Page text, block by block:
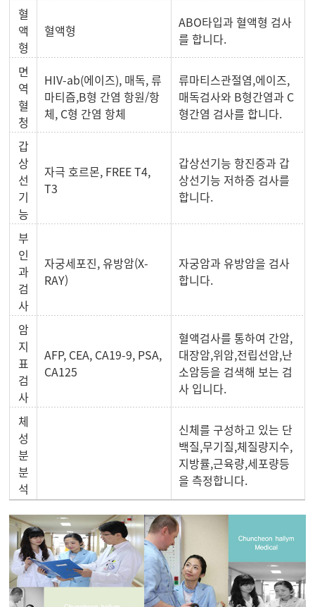
혈
액
형
혈액형
ABO타입과 혈액형 검사
를 합니다.
면
역
혈
청
HIV-ab(에이즈), 매독, 류
마티즘,B형 간염 항원/항
체, C형 간염 항체
류마티스관절염,에이즈,
매독검사와 B형간염과 C
형간염 검사를 합니다.
갑
상
선
기
능
자극 호르몬, FREE T4,
T3
갑상선기능 항진증과 갑
상선기능 저하증 검사를
합니다.
부
인
과
검
사
자궁세포진, 유방암(X-
RAY)
자궁암과 유방암을 검사
합니다.
암
지
표
검
사
AFP, CEA, CA19-9, PSA,
CA125
혈액검사를 통하여 간암,
대장암,위암,전립선암,난
소암등을 검색해 보는 검
사 입니다.
체
성
분
분
석
신체를 구성하고 있는 단
백질,무기질,체질량지수,
지방률,근육량,세포량등
을 측정합니다.